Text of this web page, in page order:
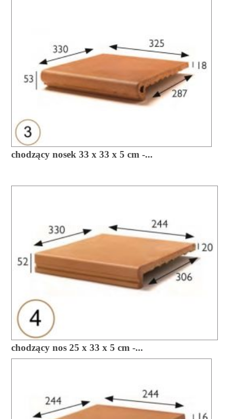
chodzący nosek 33 x 33 x 5 cm -...
chodzący nos 25 x 33 x 5 cm -...